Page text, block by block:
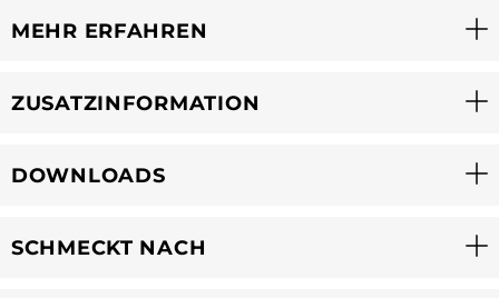
MEHR ERFAHREN
ZUSATZINFORMATION
DOWNLOADS
SCHMECKT NACH